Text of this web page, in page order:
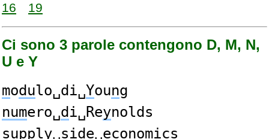
16
19
Ci sono 3 parole contengono D, M, N,
U e Y
modulo␣di␣Young
numero␣d i␣Reynolds
supply␣side␣economics